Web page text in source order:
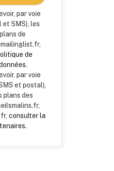
par voie
SMS), les
de
de
par voie
et postal),
plans des
consulter la